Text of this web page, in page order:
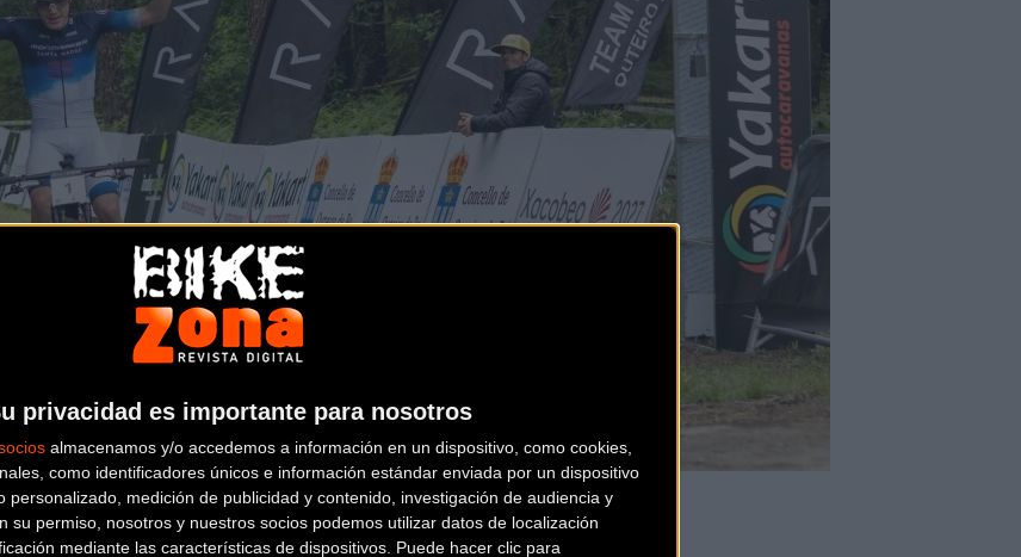
privacidad es importante para nosotros
almacenamos y/o accedemos a información en un dispositivo, como cookies,
como identificadores únicos e información estándar enviada por un dispositivo
personalizado, medición de publicidad y contenido, investigación de audiencia y
su permiso, nosotros y nuestros socios podemos utilizar datos de localización
mediante las características de dispositivos. Puede hacer clic para
élite y sub23 masculina